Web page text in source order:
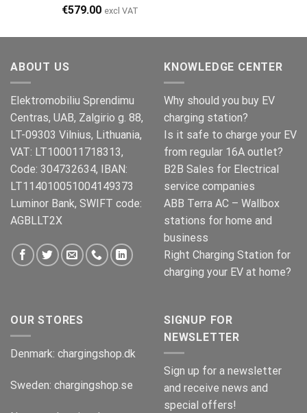
€579.00 excl VAT
ABOUT US
Elektromobiliu Sprendimu
Centras, UAB, Zalgirio g. 88,
LT-09303 Vilnius, Lithuania,
VAT: LT100011718313,
Code: 304732634, IBAN:
LT114010051004149373
Luminor Bank, SWIFT code:
AGBLLT2X
KNOWLEDGE CENTER
Why should you buy EV
charging station?
Is it safe to charge your EV
from regular 16A outlet?
B2B Sales for Electrical
service companies
ABB Terra AC – Wallbox
stations for home and
business
Right Charging Station for
charging your EV at home?
OUR STORES
Denmark: chargingshop.dk
Sweden: chargingshop.se
SIGNUP FOR
NEWSLETTER
Sign up for a newsletter
and receive news and
special offers!